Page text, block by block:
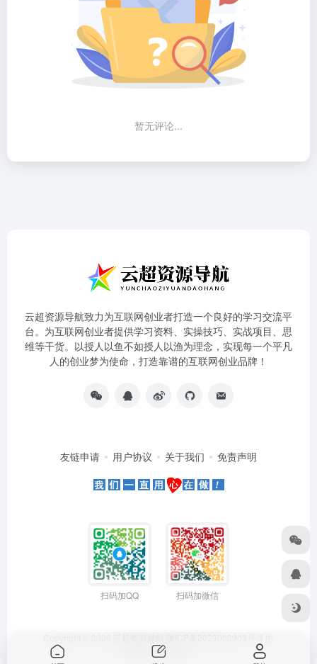
暂无评论...
云超资源导航致力为互联网创业者打造一个良好的学习交流平
台。为互联网创业者提供学习资料、实操技巧、实战项目、思
维等干货。以授人以鱼不如授人以渔为理念，实现每一个平凡
人的创业梦为使命，打造靠谱的互联网创业品牌！
友链申请 用户协议 关于我们 免责声明
扫码加QQ 扫码加微信
OneNav强力驱动